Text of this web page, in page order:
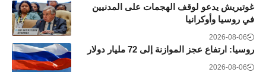
غوتيريش يدعو لوقف الهجمات على المدنيين
في روسيا وأوكرانيا
2026-08-06
روسيا: ارتفاع عجز الموازنة إلى 72 مليار دولار
2026-08-06